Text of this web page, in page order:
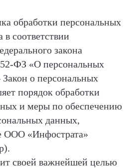
обработки персональных
в соответствии
закона
ФЗ «О персональных
о персональных
порядок обработки
и меры по обеспечению
данных,
ООО «Инфострата»
своей важнейшей целью